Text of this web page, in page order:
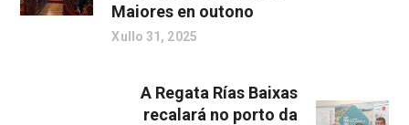
Maiores en outono
Xullo 31, 2025
A Regata Rías Baixas
recalará no porto da